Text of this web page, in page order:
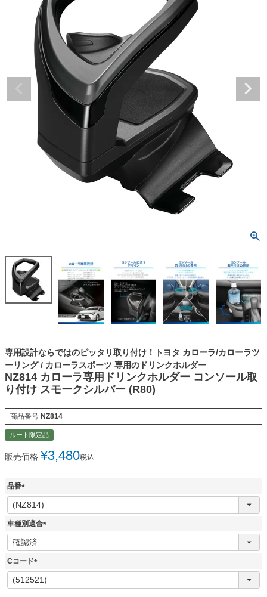
専用設計ならではのピッタリ取り付け！トヨタ カローラ/カローラツ
ーリング / カローラスポーツ 専用のドリンクホルダー
NZ814 カローラ専用ドリンクホルダー コンソール取
り付け スモークシルバー (R80)
商品番号 NZ814
ルート限定品
販売価格 ¥3,480税込
品番
(
必
須
車種別適合
(
Cコード
(
必